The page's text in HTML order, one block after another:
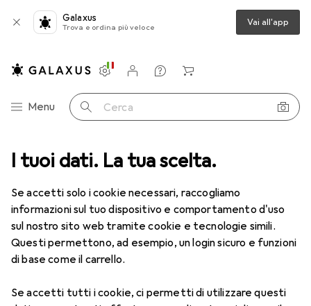
I tuoi dati. La tua scelta.
Se accetti solo i cookie necessari, raccogliamo
informazioni sul tuo dispositivo e comportamento d'uso
sul nostro sito web tramite cookie e tecnologie simili.
Questi permettono, ad esempio, un login sicuro e funzioni
di base come il carrello.
Se accetti tutti i cookie, ci permetti di utilizzare questi
Galaxus
Trova e ordina più veloce Vai all'app
Categoria Navigazione
Menu Cerca
Impostazioni
Conto cliente
Liste di confronto
Liste dei desideri
Carrello
Lenti a contatto Air Optix HydraGlyde per l'astigmatismo 6
1 Immagine
Air Optix HydraGlyde per
EUR
55,82 EUR
9,31/1pz.